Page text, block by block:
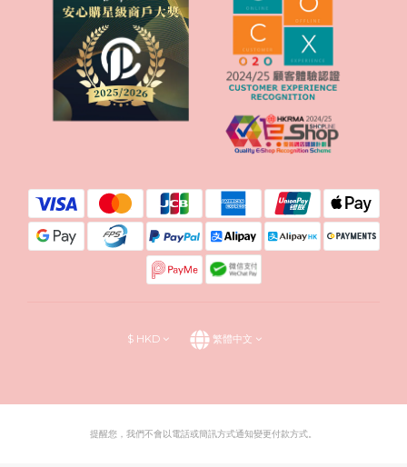
$ HKD 繁體中文
提醒您，我們不會以電話或簡訊方式通知變更付款方式。